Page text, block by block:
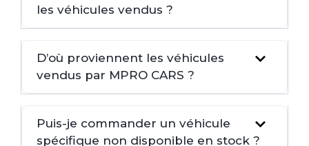
les véhicules vendus ?
D’où proviennent les véhicules
vendus par MPRO CARS ?
Puis-je commander un véhicule
spécifique non disponible en stock ?